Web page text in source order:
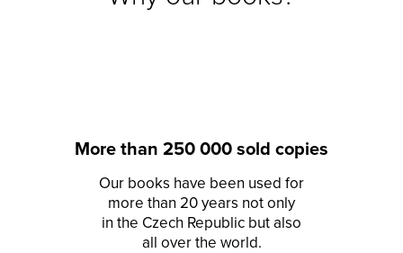
More than 250 000 sold copies
Our books have been used for
more than 20 years not only
in the Czech Republic but also
all over the world.